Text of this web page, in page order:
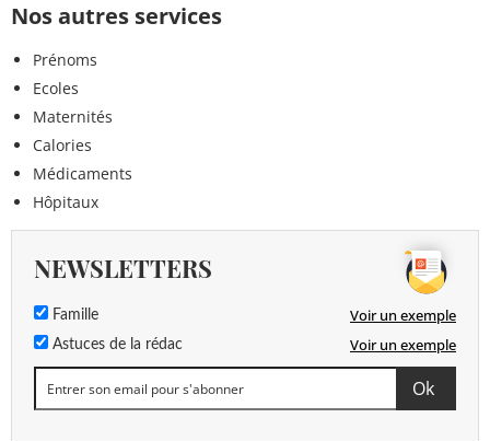
Nos autres services
Prénoms
Ecoles
Maternités
Calories
Médicaments
Hôpitaux
NEWSLETTERS
Famille Voir un exemple
Astuces de la rédac Voir un exemple